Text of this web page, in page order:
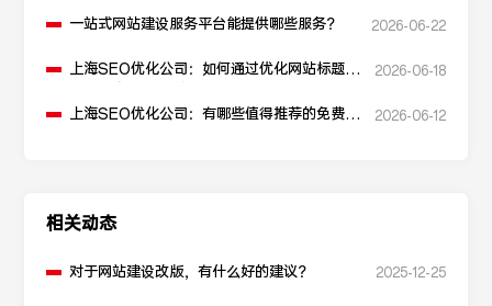
一站式网站建设服务平台能提供哪些服务？ 2026-06-22
上海SEO优化公司：如何通过优化网站标题提
2026-06-18
上海SEO优化公司：有哪些值得推荐的免费
2026-06-12
相关动态
对于网站建设改版，有什么好的建议？ 2025-12-25